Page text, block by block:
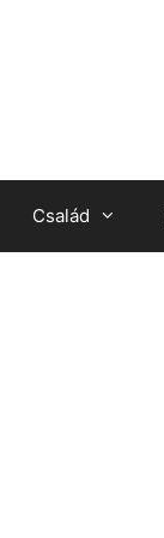
Család